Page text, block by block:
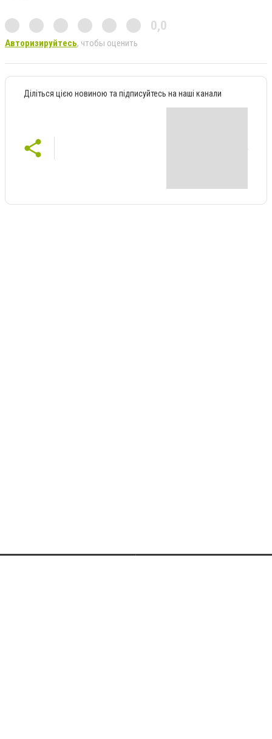
0,0
Авторизируйтесь, чтобы оценить
Діліться цією новиною та підписуйтесь на наші канали